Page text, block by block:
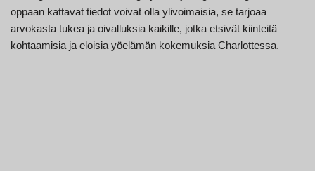
oppaan kattavat tiedot voivat olla ylivoimaisia, se tarjoaa
arvokasta tukea ja oivalluksia kaikille, jotka etsivät kiinteitä
kohtaamisia ja eloisia yöelämän kokemuksia Charlottessa.